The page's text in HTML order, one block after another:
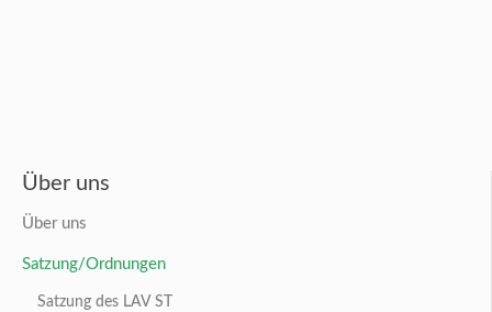
Über uns
Über uns
Satzung/Ordnungen
Satzung des LAV ST